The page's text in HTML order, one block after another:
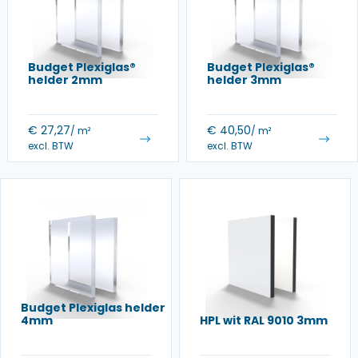
Budget Plexiglas®
helder 2mm
€ 27,27/ m²
excl. BTW
Budget Plexiglas®
helder 3mm
€ 40,50/ m²
excl. BTW
Budget Plexiglas helder
4mm
HPL wit RAL 9010 3mm